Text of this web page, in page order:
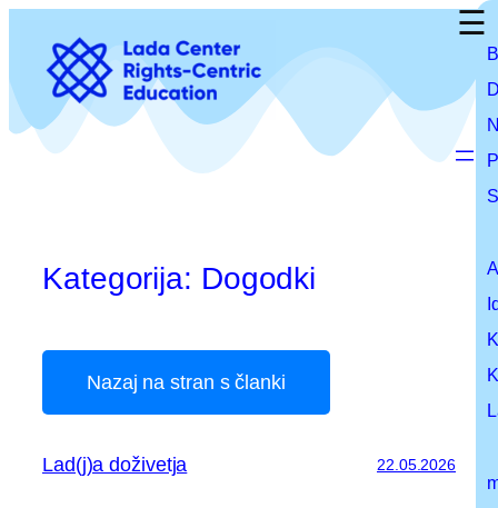
vsebino
Kategorija: Dogodki
Nazaj na stran s članki
Lad(j)a doživetja 22.05.2026
☰